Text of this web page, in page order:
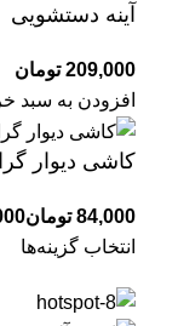
آینه دستشویی
تومان
افزودن به سبد
کاشی دیوار
تومان
انتخاب گزینه‌ها